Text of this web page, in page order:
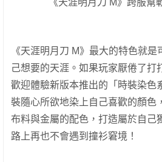
《天涯明月刀 M》最大的特色就
己想要的天涯。如果玩家厭倦了打
歡迎體驗新版本推出的「時裝染色
裝隨心所欲地染上自己喜歡的顏色
布料與金屬的配色，打造屬於自己
路上再也不會遇到撞衫窘境！